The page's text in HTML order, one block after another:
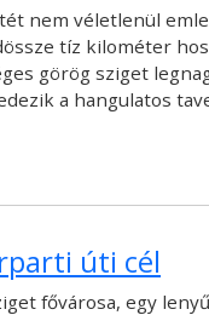
nem véletlenül
tíz kilométer
görög sziget
a hangulatos
úti cél
fővárosa, egy